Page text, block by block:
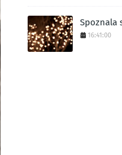
Spoznala
16:41:00